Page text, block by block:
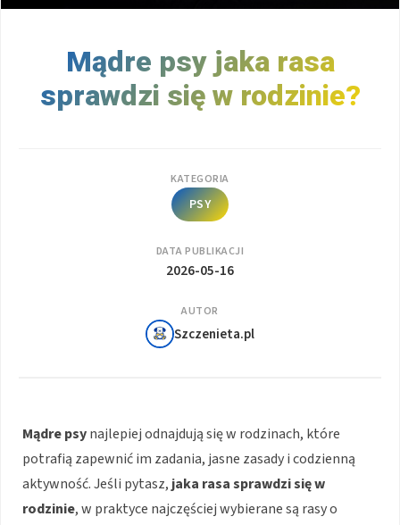
Mądre psy jaka rasa
sprawdzi się w rodzinie?
KATEGORIA
PSY
DATA PUBLIKACJI
2026-05-16
AUTOR
Szczenieta.pl
Mądre psynajlepiej odnajdują się w rodzinach, które
potrafią zapewnić im zadania, jasne zasady i codzienną
aktywność. Jeśli pytasz, jaka rasa sprawdzi się w
rodzinie, w praktyce najczęściej wybierane są rasy o